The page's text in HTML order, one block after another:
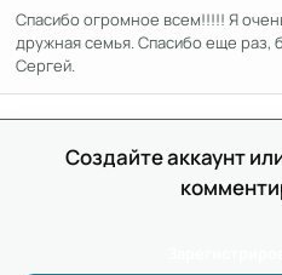
Спасибо огромное всем!!!!! Я
дружная семья. Спасибо еще раз,
Сергей.
Создайте аккаунт